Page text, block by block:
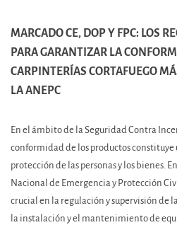
MARCADO CE, DOP Y FPC: LOS
PARA GARANTIZAR LA
CARPINTERÍAS CORTAFUEGO
LA ANEPC
En el ámbito de la Seguridad Contra
conformidad de los productos
protección de las personas y los bienes.
Nacional de Emergencia y Protección
crucial en la regulación y supervisión de
la instalación y el mantenimiento de